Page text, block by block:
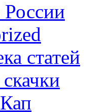
России
статей